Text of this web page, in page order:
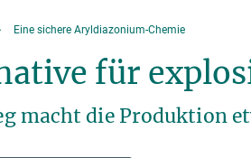
Eine sichere Aryldiazonium-Chemie
für
macht die Produktion